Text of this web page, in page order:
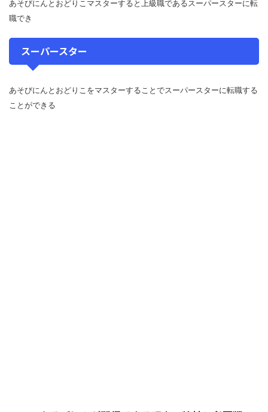
あそびにんとおどりこマスターすると上級職であるスーパースターに転
職でき
スーパースター
あそびにんとおどりこをマスターすることでスーパースターに転職する
ことができる